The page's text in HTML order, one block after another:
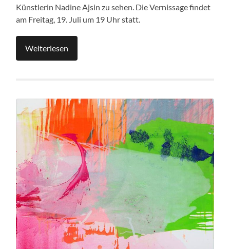
Künstlerin Nadine Ajsin zu sehen. Die Vernissage findet
am Freitag, 19. Juli um 19 Uhr statt.
Weiterlesen